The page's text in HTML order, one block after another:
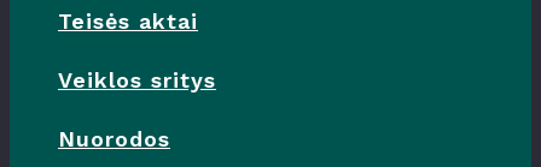
Teisės aktai
Veiklos sritys
Nuorodos